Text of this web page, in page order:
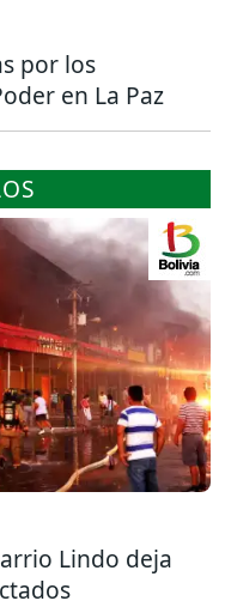
por los
en La Paz
Lindo deja